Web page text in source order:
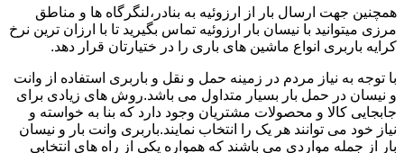
همچنین جهت ارسال بار از ارزوئیه به بنادر،لنگرگاه ها و مناطق
مرزی میتوانید با نیسان بار ارزوئیه تماس بگیرید تا با ارزان ترین نرخ
کرایه باربری انواع ماشین های باری را در ختیارتان قرار دهد.
با توجه به نیاز مردم در زمینه حمل و نقل و باربری استفاده از وانت
و نیسان در حمل بار بسیار متداول می باشد.روش های زیادی برای
جابجایی کالا و محصولات مشتریان وجود دارد که بنا به خواسته و
نیاز خود می توانند هر یک را انتخاب نمایند.باربری وانت بار و نیسان
بار از جمله مواردی می باشند که همواره یکی از راه های انتخابی